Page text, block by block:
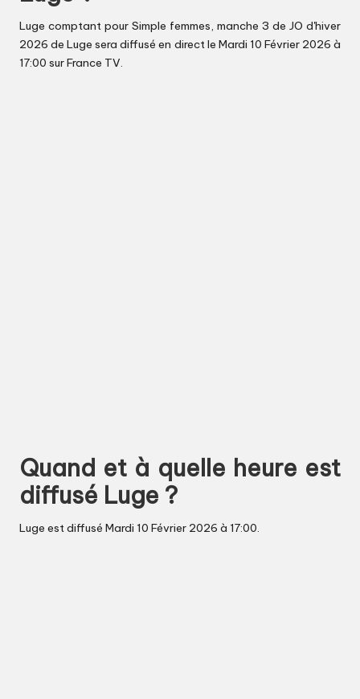
Luge comptant pour Simple femmes, manche 3 de JO d'hiver
2026 de Luge sera diffusé en direct le Mardi 10 Février 2026 à
17:00 sur France TV.
Quand et à quelle heure est
diffusé Luge ?
Luge est diffusé Mardi 10 Février 2026 à 17:00.